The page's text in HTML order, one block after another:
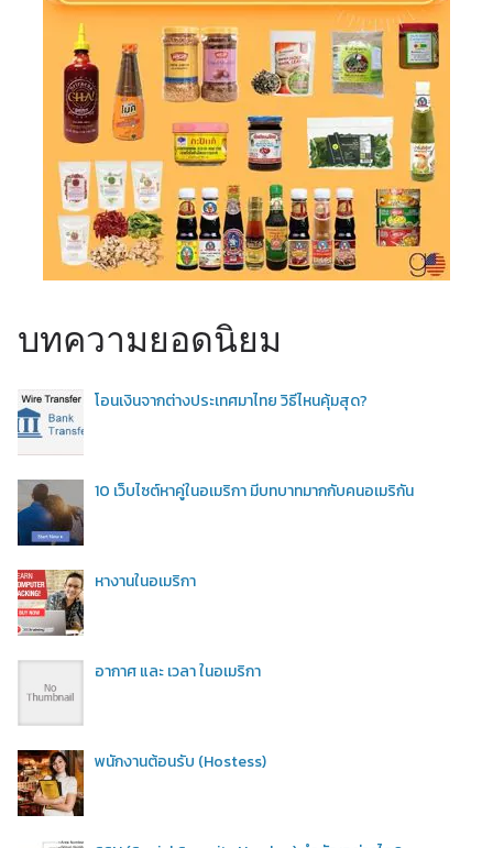
บทความยอดนิยม
โอนเงินจากต่างประเทศมาไทย วิธีไหนคุ้มสุด?
10 เว็บไซต์หาคู่ในอเมริกา มีบทบาทมากกับคนอเมริกัน
หางานในอเมริกา
อากาศ และ เวลา ในอเมริกา
พนักงานต้อนรับ (Hostess)